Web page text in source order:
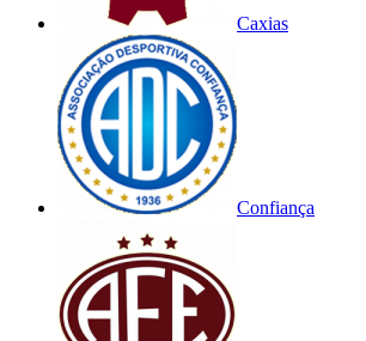
Caxias
Confiança